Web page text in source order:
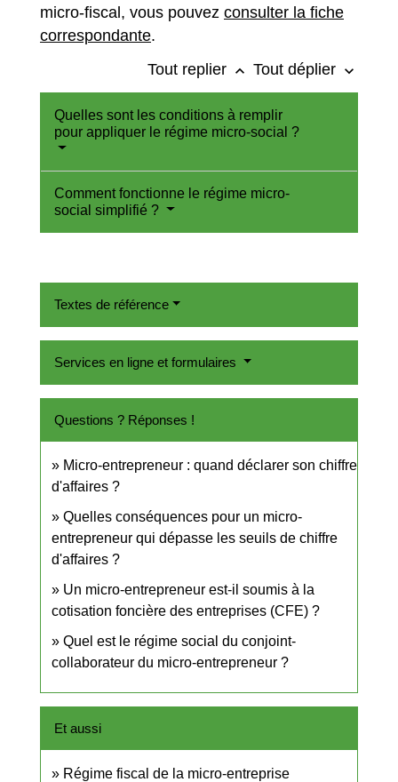
micro-fiscal, vous pouvez consulter la fiche
correspondante.
Tout replier keyboard_arrow_up Tout déplier keyboard_arrow_down
Quelles sont les conditions à remplir
pour appliquer le régime micro-social ?
Comment fonctionne le régime micro-
social simplifié ?
Textes de référence
Services en ligne et formulaires
Questions ? Réponses !
Micro-entrepreneur : quand déclarer son chiffre
d'affaires ?
Quelles conséquences pour un micro-
entrepreneur qui dépasse les seuils de chiffre
d'affaires ?
Un micro-entrepreneur est-il soumis à la
cotisation foncière des entreprises (CFE) ?
Quel est le régime social du conjoint-
collaborateur du micro-entrepreneur ?
Et aussi
Régime fiscal de la micro-entreprise